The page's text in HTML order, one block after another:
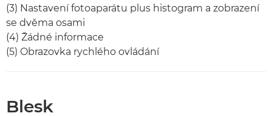
(3) Nastavení fotoaparátu plus histogram a zobrazení
se dvěma osami
(4) Žádné informace
(5) Obrazovka rychlého ovládání
Blesk